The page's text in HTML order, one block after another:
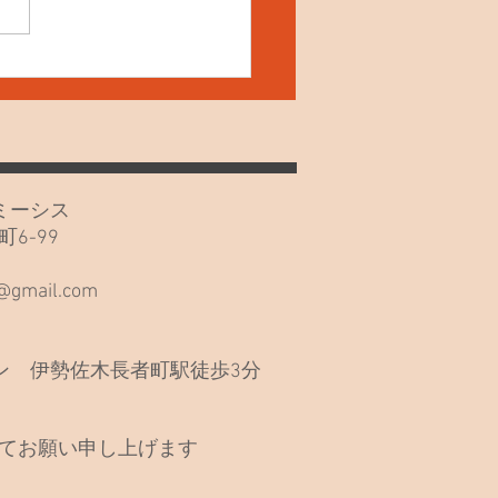
ーシス
6-99
伊勢佐木長者町駅徒歩3分
お願い申し上げます